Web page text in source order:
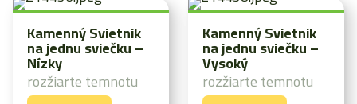
Kamenný Svietnik
na jednu sviečku –
Nízky
rozžiarte temnotu
Kamenný Svietnik
na jednu sviečku –
Vysoký
rozžiarte temnotu